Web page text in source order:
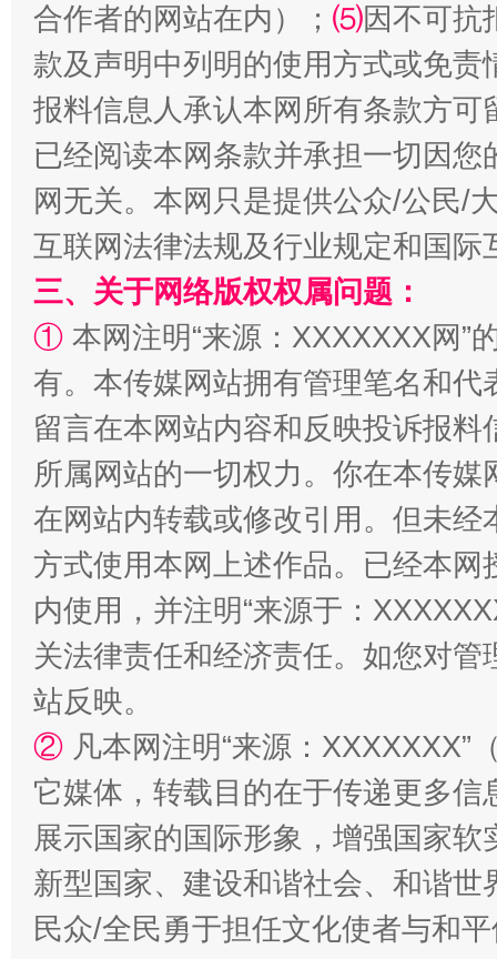
全民健身五年计划来了！等你上场
阿坝州三大球赛在茂县开幕 规模
国家大学科技园优化重塑工作
合作者的网站在内）； ⑸因不可抗
款及声明中列明的使用方式或免责
报料信息人承认本网所有条款方
已经阅读本网条款并承担一切因
网无关。本网只是提供公众/公民/
互联网法律法规及行业规定和国
三、关于网络版权权属问题：
① 本网注明“来源：XXXXXXX网”
有。本传媒网站拥有管理笔名和
留言在本网站内容和反映投诉报
所属网站的一切权力。你在本传
在网站内转载或修改引用。但未
方式使用本网上述作品。已经本
内使用，并注明“来源于：
关法律责任和经济责任。如您对
站反映。
② 凡本网注明“来源：
它媒体，转载目的在于传递更多
展示国家的国际形象，增强国家
新型国家、建设和谐社会、和谐
民众/全民勇于担任文化使者与和